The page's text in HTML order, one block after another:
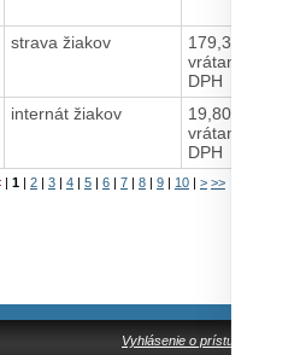
strava žiakov
179,37
vrátane
DPH
internát žiakov
19,80
vrátane
DPH
| 1| 2| 3| 4| 5| 6| 7| 8| 9| 10| > >>
Vyhlásenie o prístupnosti